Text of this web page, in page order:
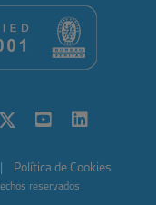
Política de Cookies
reservados